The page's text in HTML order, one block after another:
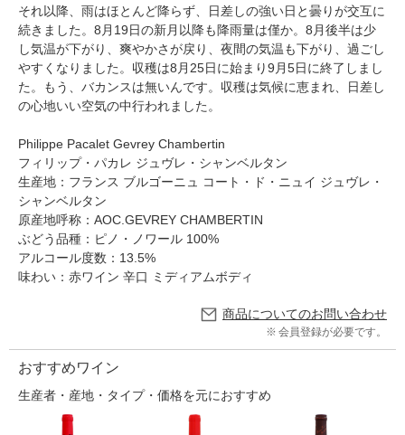
それ以降、雨はほとんど降らず、日差しの強い日と曇りが交互に
続きました。8月19日の新月以降も降雨量は僅か。8月後半は少
し気温が下がり、爽やかさが戻り、夜間の気温も下がり、過ごし
やすくなりました。収穫は8月25日に始まり9月5日に終了しまし
た。もう、バカンスは無いんです。収穫は気候に恵まれ、日差し
の心地いい空気の中行われました。
Philippe Pacalet Gevrey Chambertin
フィリップ・パカレ ジュヴレ・シャンベルタン
生産地：フランス ブルゴーニュ コート・ド・ニュイ ジュヴレ・
シャンベルタン
原産地呼称：AOC.GEVREY CHAMBERTIN
ぶどう品種：ピノ・ノワール 100%
アルコール度数：13.5%
味わい：赤ワイン 辛口 ミディアムボディ
商品についてのお問い合わせ
会員登録が必要です。
おすすめワイン
生産者・産地・タイプ・価格を元におすすめ